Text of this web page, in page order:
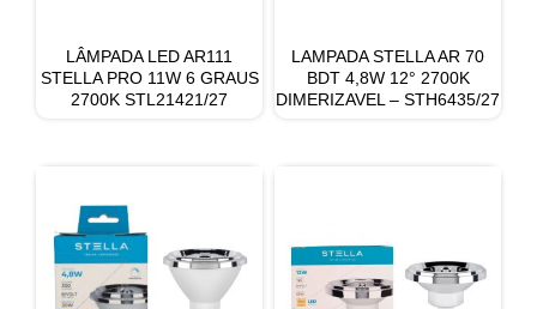
LÂMPADA LED AR111
STELLA PRO 11W 6 GRAUS
2700K STL21421/27
LAMPADA STELLA AR 70
BDT 4,8W 12° 2700K
DIMERIZAVEL – STH6435/27